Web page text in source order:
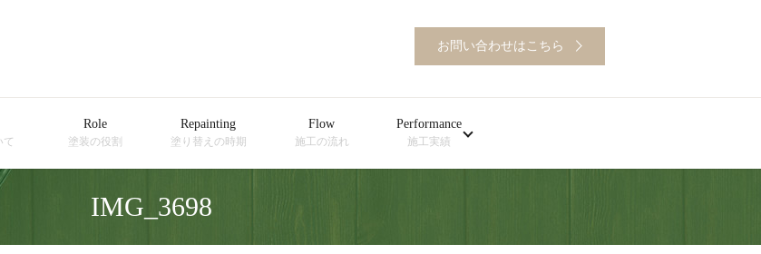
お問い合わせはこちら
て
Role
塗装の役割
Repainting
塗り替えの時期
Flow
施工の流れ
Performance
施工実績
IMG_3698